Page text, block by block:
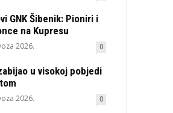
GNK Šibenik: Pioniri i
na Kupresu
2026. 0
u visokoj pobjedi
2026. 0